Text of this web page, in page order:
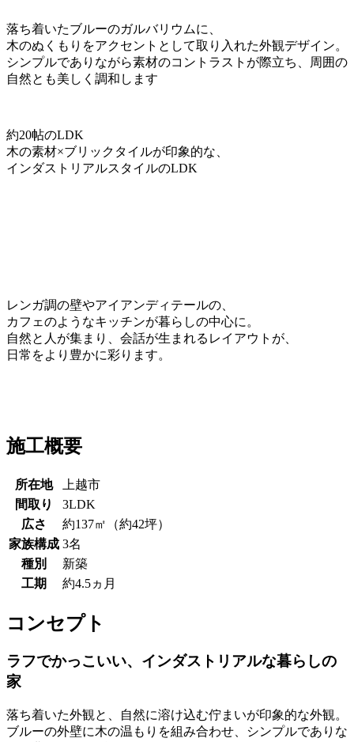
落ち着いたブルーのガルバリウムに、
木のぬくもりをアクセントとして取り入れた外観デザイン。
シンプルでありながら素材のコントラストが際立ち、周囲の
自然とも美しく調和します
約20帖のLDK
木の素材×ブリックタイルが印象的な、
インダストリアルスタイルのLDK
レンガ調の壁やアイアンディテールの、
カフェのようなキッチンが暮らしの中心に。
自然と人が集まり、会話が生まれるレイアウトが、
日常をより豊かに彩ります。
施工概要
所在地
上越市
間取り
3LDK
広さ
約137㎡（約42坪）
家族構成 3名
種別
新築
工期
約4.5ヵ月
コンセプト
ラフでかっこいい、インダストリアルな暮らしの
家
落ち着いた外観と、自然に溶け込む佇まいが印象的な外観。
ブルーの外壁に木の温もりを組み合わせ、シンプルでありな